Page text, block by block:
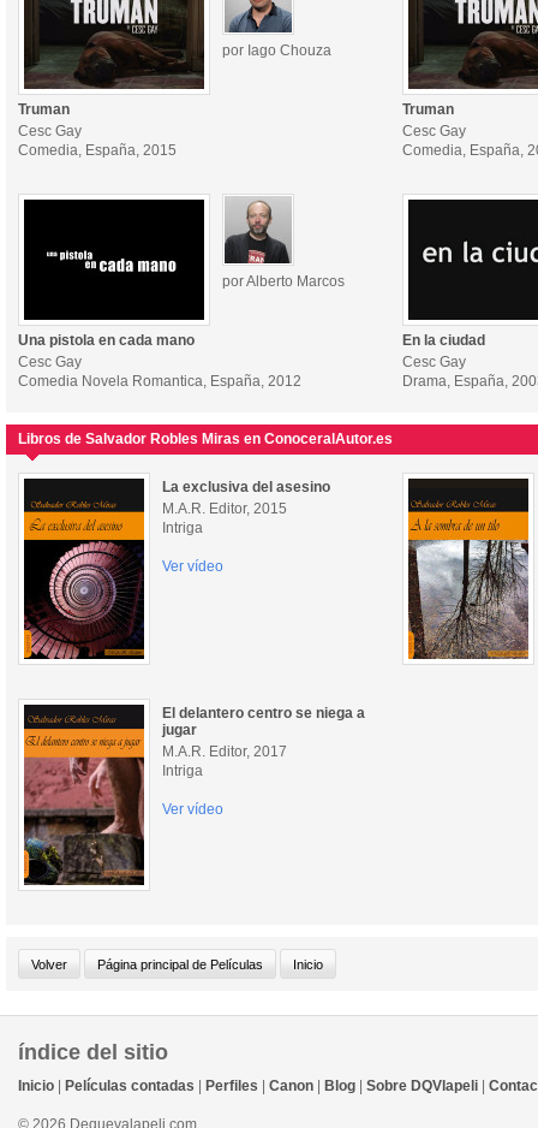
por Iago Chouza
Truman
Cesc Gay
Comedia, España, 2015
Truman
Cesc Gay
Comedia, España,
por Alberto Marcos
Una pistola en cada mano
Cesc Gay
Comedia Novela Romantica, España, 2012
En la ciudad
Cesc Gay
Drama, España,
Libros de Salvador Robles Miras en ConoceralAutor.es
La exclusiva del asesino
M.A.R. Editor, 2015
Intriga
Ver vídeo
El delantero centro se niega a
jugar
M.A.R. Editor, 2017
Intriga
Ver vídeo
índice del sitio
Inicio Películas contadas Perfiles Canon Blog Sobre DQVlapeli
© 2026 Dequevalapeli.com